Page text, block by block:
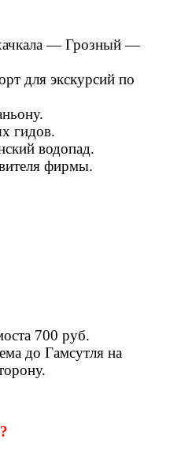
— Грозный —
для экскурсий по
гидов.
водопад.
фирмы.
700 руб.
до Гамсутля на